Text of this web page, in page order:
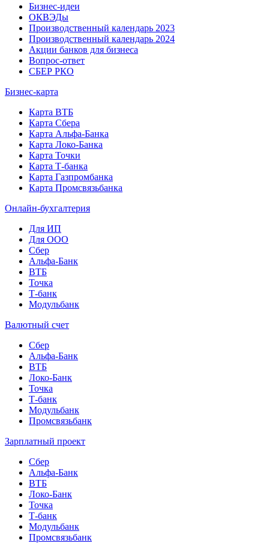
Бизнес-идеи
ОКВЭДы
Производственный календарь 2023
Производственный календарь 2024
Акции банков для бизнеса
Вопрос-ответ
СБЕР РКО
Бизнес-карта
Карта ВТБ
Карта Сбера
Карта Альфа-Банка
Карта Локо-Банка
Карта Точки
Карта Т-банка
Карта Газпромбанка
Карта Промсвязьбанка
Онлайн-бухгалтерия
Для ИП
Для ООО
Сбер
Альфа-Банк
ВТБ
Точка
Т-банк
Модульбанк
Валютный счет
Сбер
Альфа-Банк
ВТБ
Локо-Банк
Точка
Т-банк
Модульбанк
Промсвязьбанк
Зарплатный проект
Сбер
Альфа-Банк
ВТБ
Локо-Банк
Точка
Т-банк
Модульбанк
Промсвязьбанк